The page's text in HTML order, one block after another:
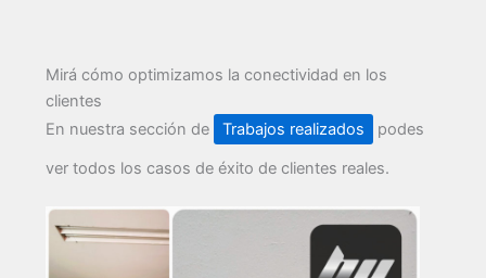
Mirá cómo optimizamos la conectividad en los
clientes
En nuestra sección de
Trabajos realizados
podes
ver todos los casos de éxito de clientes reales.